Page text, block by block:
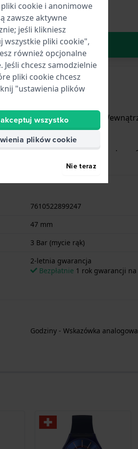
W Koszyku
z materiału guma.
popryskanie wodą. Zegarek ma
7610522899247
47 mm
3 Bar (mycie rąk)
2-letnia gwarancja
Bezpłatnie 1 rok gwarancji
Godziny - Wskazówka analogowa
cookie i anonimowe
zawsze aktywne
jeśli klikniesz
wszystkie pliki cookie",
również opcjonalne
Jeśli chcesz samodzielnie
pliki cookie chcesz
"ustawienia plików
wszystko
plików cookie
Nie teraz